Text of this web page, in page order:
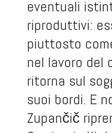
eventuali
riproduttivi:
piuttosto
nel lavoro del
ritorna sul
suoi bordi. E
Zupančič